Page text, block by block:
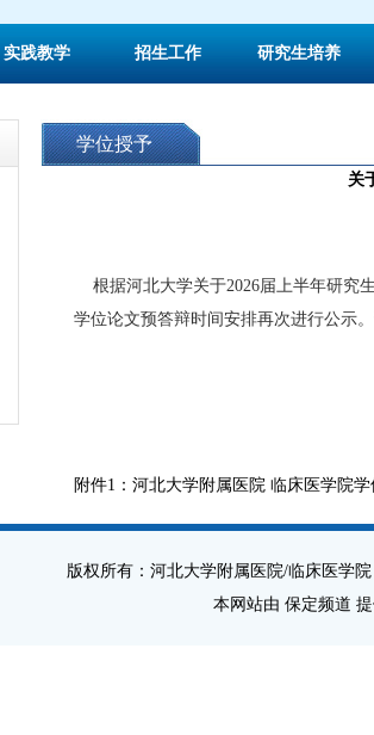
实践教学 招生工作 研究生培养
学位授予
关
根据河北大学关于2026届上半年研究
学位论文预答辩时间安排再次进行公示。
附件1：河北大学附属医院 临床医学院
版权所有：河北大学附属医院/临床医学
本网站由 保定频道